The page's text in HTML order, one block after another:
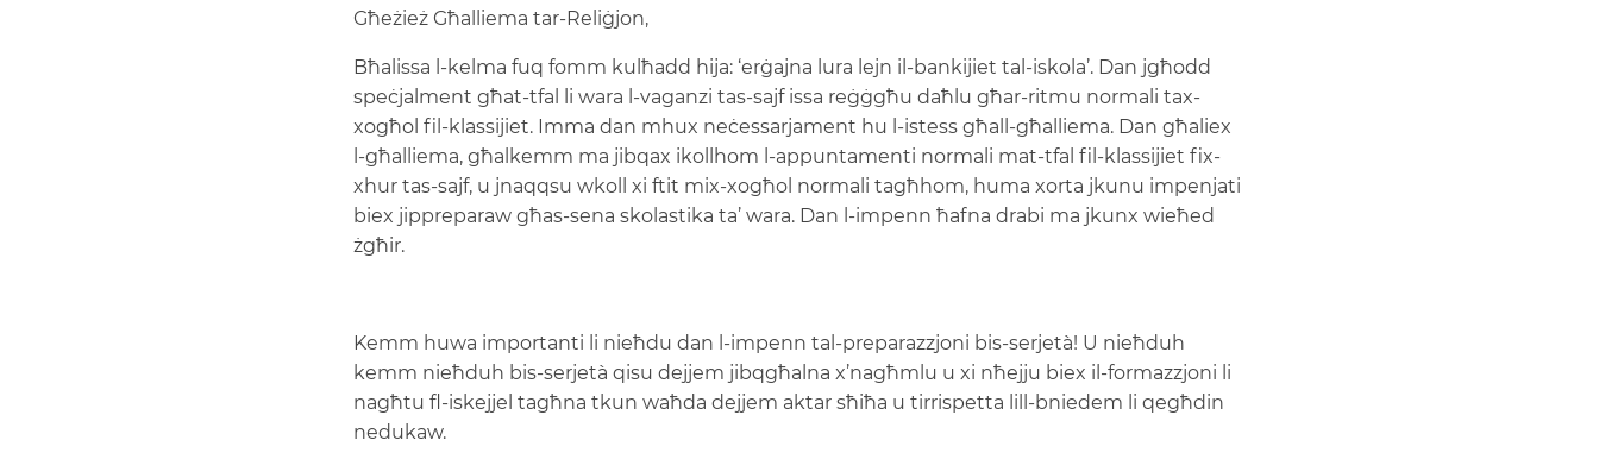
Għeżież Għalliema tar-Reliġjon,
Bħalissa l-kelma fuq fomm kulħadd hija: ‘erġajna lura lejn il-bankijiet tal-iskola’. Dan jgħodd
speċjalment għat-tfal li wara l-vaganzi tas-sajf issa reġġgħu daħlu għar-ritmu normali tax-
xogħol fil-klassijiet. Imma dan mhux neċessarjament hu l-istess għall-għalliema. Dan għaliex
l-għalliema, għalkemm ma jibqax ikollhom l-appuntamenti normali mat-tfal fil-klassijiet fix-
xhur tas-sajf, u jnaqqsu wkoll xi ftit mix-xogħol normali tagħhom, huma xorta jkunu impenjati
biex jippreparaw għas-sena skolastika ta’ wara. Dan l-impenn ħafna drabi ma jkunx wieħed
żgħir.
Kemm huwa importanti li nieħdu dan l-impenn tal-preparazzjoni bis-serjetà! U nieħduh
kemm nieħduh bis-serjetà qisu dejjem jibqgħalna x’nagħmlu u xi nħejju biex il-formazzjoni li
nagħtu fl-iskejjel tagħna tkun waħda dejjem aktar sħiħa u tirrispetta lill-bniedem li qegħdin
nedukaw.